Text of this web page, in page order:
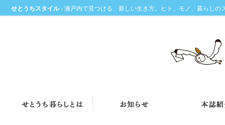
せとうちスタイル - 瀬戸内で見つける、新しい生き方。ヒト、モノ、暮らしの